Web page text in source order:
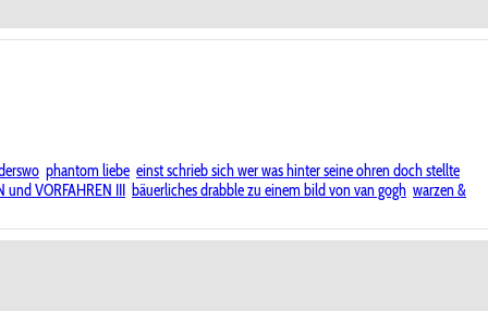
phantom liebe einst schrieb sich wer was hinter seine ohren doch stellte
und VORFAHREN III bäuerliches drabble zu einem bild von van gogh warzen &